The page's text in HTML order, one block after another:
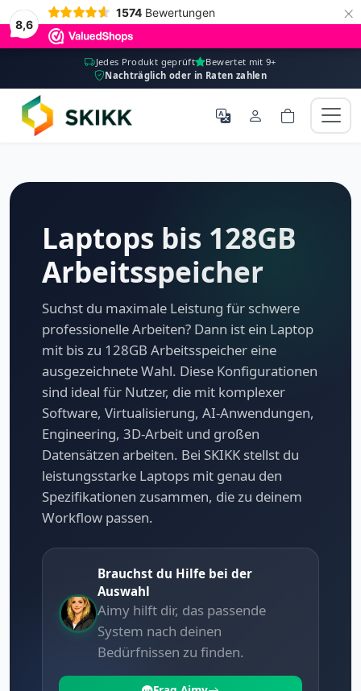
8,6
1574 Bewertungen ×
Jedes Produkt geprüft
Bewertet mit 9+
Nachträglich oder in Raten zahlen
Laptops bis 128GB
Arbeitsspeicher
Suchst du maximale Leistung für schwere
professionelle Arbeiten? Dann ist ein Laptop
mit bis zu 128GB Arbeitsspeicher eine
ausgezeichnete Wahl. Diese Konfigurationen
sind ideal für Nutzer, die mit komplexer
Software, Virtualisierung, AI-Anwendungen,
Engineering, 3D-Arbeit und großen
Datensätzen arbeiten. Bei SKIKK stellst du
leistungsstarke Laptops mit genau den
Spezifikationen zusammen, die zu deinem
Workflow passen.
Brauchst du Hilfe bei der
Auswahl
Aimy hilft dir, das passende
System nach deinen
Bedürfnissen zu finden.